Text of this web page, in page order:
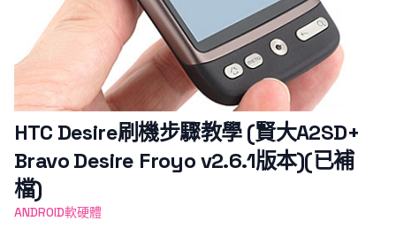
HTC Desire刷機步驟教學 (賢大A2SD+
Bravo Desire Froyo v2.6.1版本)(已補
檔)
ANDROID軟硬體